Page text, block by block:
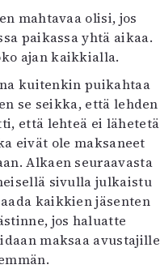
mahtavaa olisi, jos
paikassa yhtä aikaa.
ajan kaikkialla.
kuitenkin puikahtaa
se seikka, että lehden
että lehteä ei lähetetä
eivät ole maksaneet
Alkaen seuraavasta
sivulla julkaistu
kaikkien jäsenten
jos haluatte
maksaa avustajille